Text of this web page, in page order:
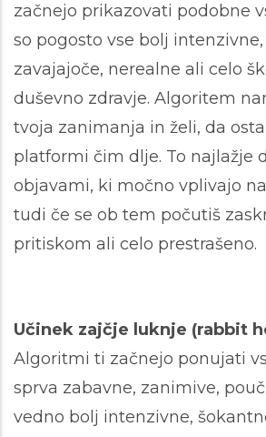
začnejo prikazovati podobne
so pogosto vse bolj
zavajajoče, nerealne ali celo
duševno zdravje. Algoritem
tvoja zanimanja in želi, da
platformi čim dlje. To najlažje
objavami, ki močno vplivajo
tudi če se ob tem počutiš
pritiskom ali celo prestrašeno.
Učinek zajčje luknje (rabbit
Algoritmi ti začnejo ponujati
sprva zabavne, zanimive,
vedno bolj intenzivne,